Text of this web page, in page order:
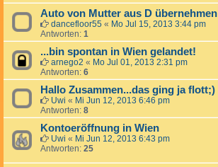
Auto von Mutter aus D übernehmen
dancefloor55 « Mo Jul 15, 2013 3:44 pm
Antworten: 1
...bin spontan in Wien gelandet!
arnego2 « Mo Jul 01, 2013 2:31 pm
Antworten: 6
Hallo Zusammen...das ging ja flott;)
Uwi « Mi Jun 12, 2013 6:46 pm
Antworten: 8
Kontoeröffnung in Wien
Uwi « Mi Jun 12, 2013 6:43 pm
Antworten: 25